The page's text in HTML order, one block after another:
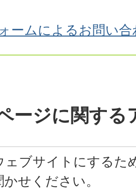
ームによるお問い合
ージに関する
ェブサイトにするた
せください。